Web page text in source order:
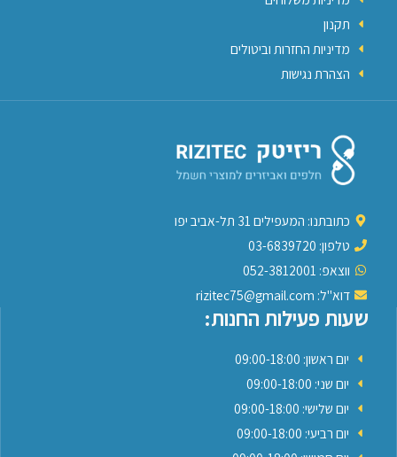
תקנון
מדיניות החזרות וביטולים
הצהרת נגישות
כתובתנו: המעפילים 31 תל-אביב יפו
טלפון: 03-6839720
ווצאפ: 052-3812001
דוא"ל: rizitec75@gmail.com
שעות פעילות החנות:
יום ראשון: 09:00-18:00
יום שני: 09:00-18:00
יום שלישי: 09:00-18:00
יום רביעי: 09:00-18:00